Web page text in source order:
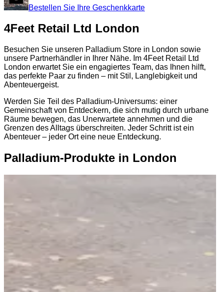
Bestellen Sie Ihre Geschenkkarte
4Feet Retail Ltd London
Besuchen Sie unseren Palladium Store in London sowie
unsere Partnerhändler in Ihrer Nähe. Im 4Feet Retail Ltd
London erwartet Sie ein engagiertes Team, das Ihnen hilft,
das perfekte Paar zu finden – mit Stil, Langlebigkeit und
Abenteuergeist.
Werden Sie Teil des Palladium-Universums: einer
Gemeinschaft von Entdeckern, die sich mutig durch urbane
Räume bewegen, das Unerwartete annehmen und die
Grenzen des Alltags überschreiten. Jeder Schritt ist ein
Abenteuer – jeder Ort eine neue Entdeckung.
Palladium-Produkte in London